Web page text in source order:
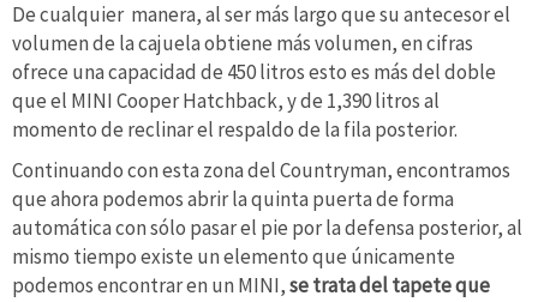
De cualquier manera, al ser más largo que su antecesor el
volumen de la cajuela obtiene más volumen, en cifras
ofrece una capacidad de 450 litros esto es más del doble
que el MINI Cooper Hatchback, y de 1,390 litros al
momento de reclinar el respaldo de la fila posterior.
Continuando con esta zona del Countryman, encontramos
que ahora podemos abrir la quinta puerta de forma
automática con sólo pasar el pie por la defensa posterior, al
mismo tiempo existe un elemento que únicamente
podemos encontrar en un MINI,se trata del tapete que